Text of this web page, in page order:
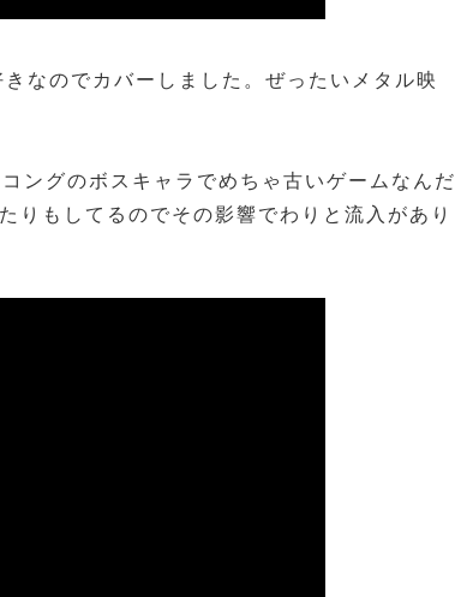
なのでカバーしました。ぜったいメタル映
ングのボスキャラでめちゃ古いゲームなんだ
りもしてるのでその影響でわりと流入があり